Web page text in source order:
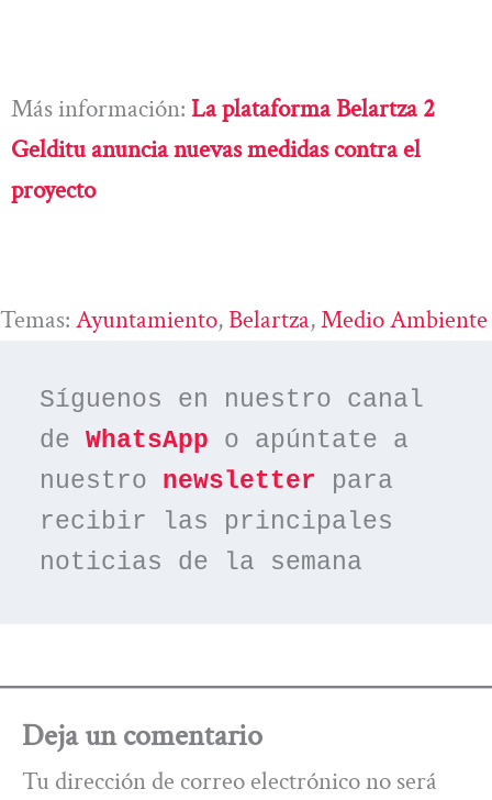
Más información: La plataforma Belartza 2
Gelditu anuncia nuevas medidas contra el
proyecto
Temas: Ayuntamiento, Belartza, Medio Ambiente
Síguenos en nuestro canal
de WhatsApp o apúntate a
nuestro newsletter para
recibir las principales
noticias de la semana
Deja un comentario
Tu dirección de correo electrónico no será